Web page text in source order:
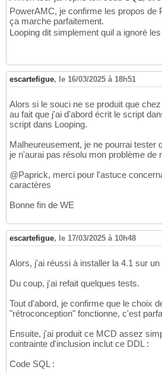
PowerAMC, je confirme les propos de
ça marche parfaitement.
Looping dit simplement quil a ignoré
escartefigue, le 16/03/2025 à 18h51
Alors si le souci ne se produit que
au fait que j'ai d'abord écrit le script
script dans Looping.
Malheureusement, je ne pourrai tester
je n'aurai pas résolu mon problème de
@Paprick, merci pour l'astuce
caractères
Bonne fin de WE
escartefigue, le 17/03/2025 à 10h48
Alors, j'ai réussi à installer la 4.1 sur
Du coup, j'ai refait quelques tests.
Tout d'abord, je confirme que le choix
"rétroconception" fonctionne, c'est
Ensuite, j'ai produit ce MCD assez
contrainte d'inclusion inclut ce DDL :
Code SQL :